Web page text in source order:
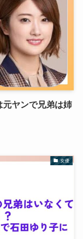
元ヤンで兄弟は姉
女優